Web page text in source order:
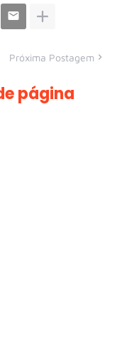
Próxima Postagem
página